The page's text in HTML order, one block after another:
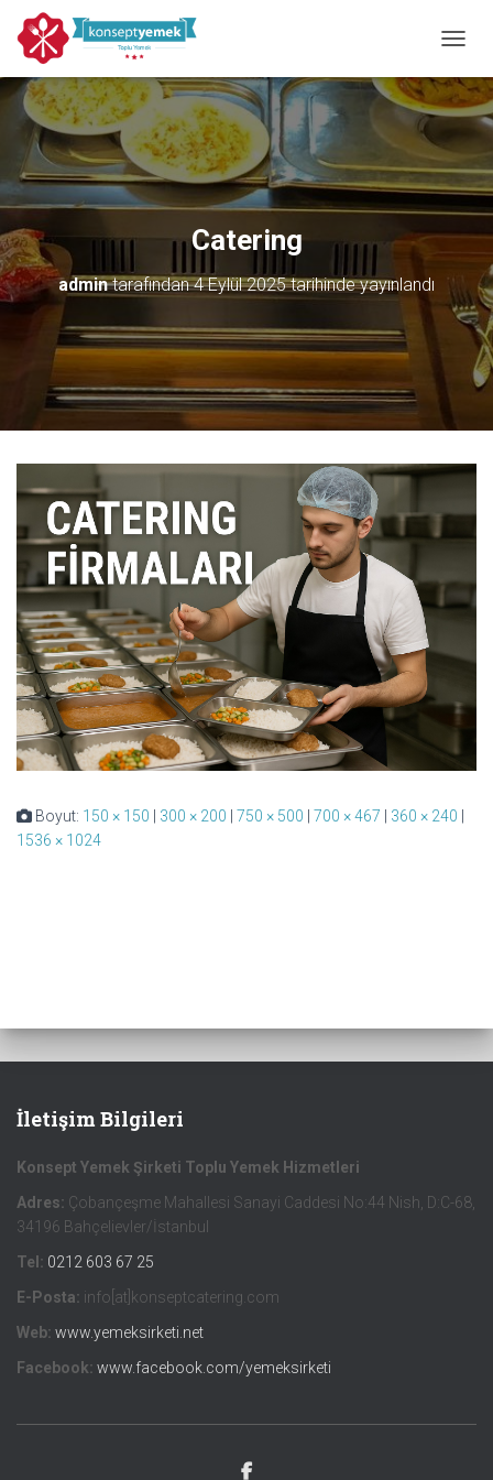
Catering
admintarafından4 Eylül 2025tarihinde yayınlandı
Boyut: 150 × 150 300 × 200 750 × 500 700 × 467 360 × 240
1536 × 1024
İletişim Bilgileri
Konsept Yemek Şirketi Toplu Yemek Hizmetleri
Adres: Çobançeşme Mahallesi Sanayi Caddesi No:44 Nish, D:C-68,
34196 Bahçelievler/İstanbul
Tel: 0212 603 67 25
E-Posta: info[at]konseptcatering.com
Web: www.yemeksirketi.net
Facebook: www.facebook.com/yemeksirketi